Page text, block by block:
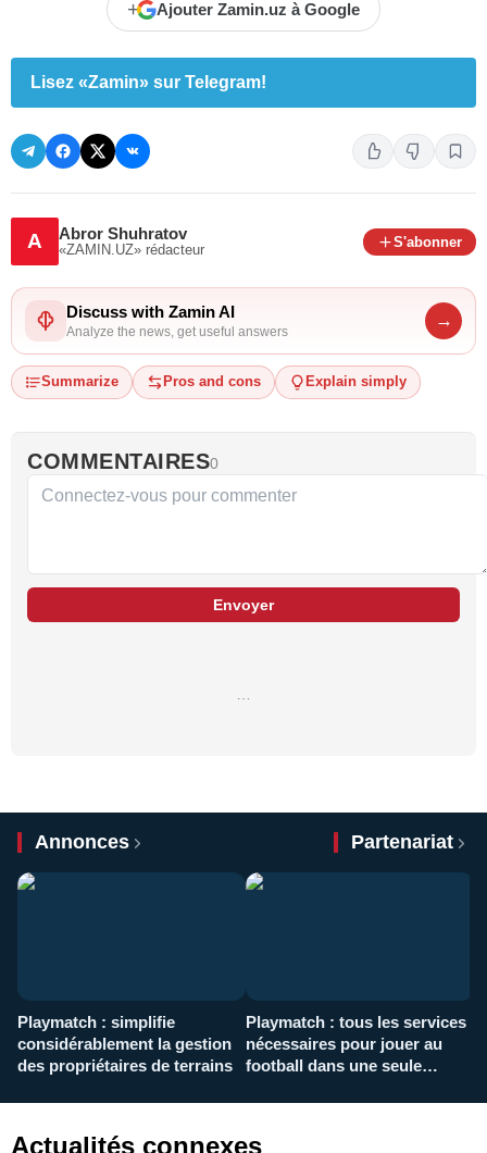
+ Ajouter Zamin.uz à Google
Lisez «Zamin» sur Telegram!
A Abror Shuhratov
«ZAMIN.UZ» rédacteur
S'abonner
Discuss with Zamin AI
Analyze the news, get useful answers
→
Summarize Pros and cons Explain simply
COMMENTAIRES0
Envoyer
…
Annonces Partenariat
Playmatch : simplifie
considérablement la gestion
des propriétaires de terrains
Playmatch : tous les services
nécessaires pour jouer au
football dans une seule
Actualités connexes